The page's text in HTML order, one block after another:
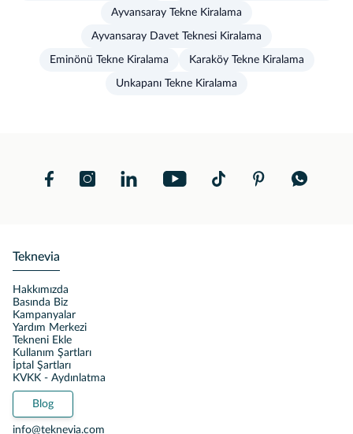
Ayvansaray Tekne Kiralama
Ayvansaray Davet Teknesi Kiralama
Eminönü Tekne Kiralama Karaköy Tekne Kiralama
Unkapanı Tekne Kiralama
Teknevia
Hakkımızda
Basında Biz
Kampanyalar
Yardım Merkezi
Tekneni Ekle
Kullanım Şartları
İptal Şartları
KVKK - Aydınlatma
Blog
info@teknevia.com